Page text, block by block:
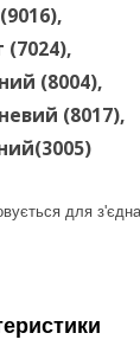
(7024),
(8004),
(8017),
для